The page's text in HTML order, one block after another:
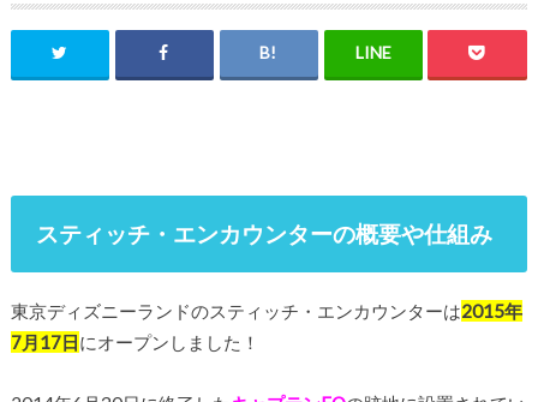
スティッチ・エンカウンターの概要や仕組み
東京ディズニーランドのスティッチ・エンカウンターは2015年
7月17日にオープンしました！